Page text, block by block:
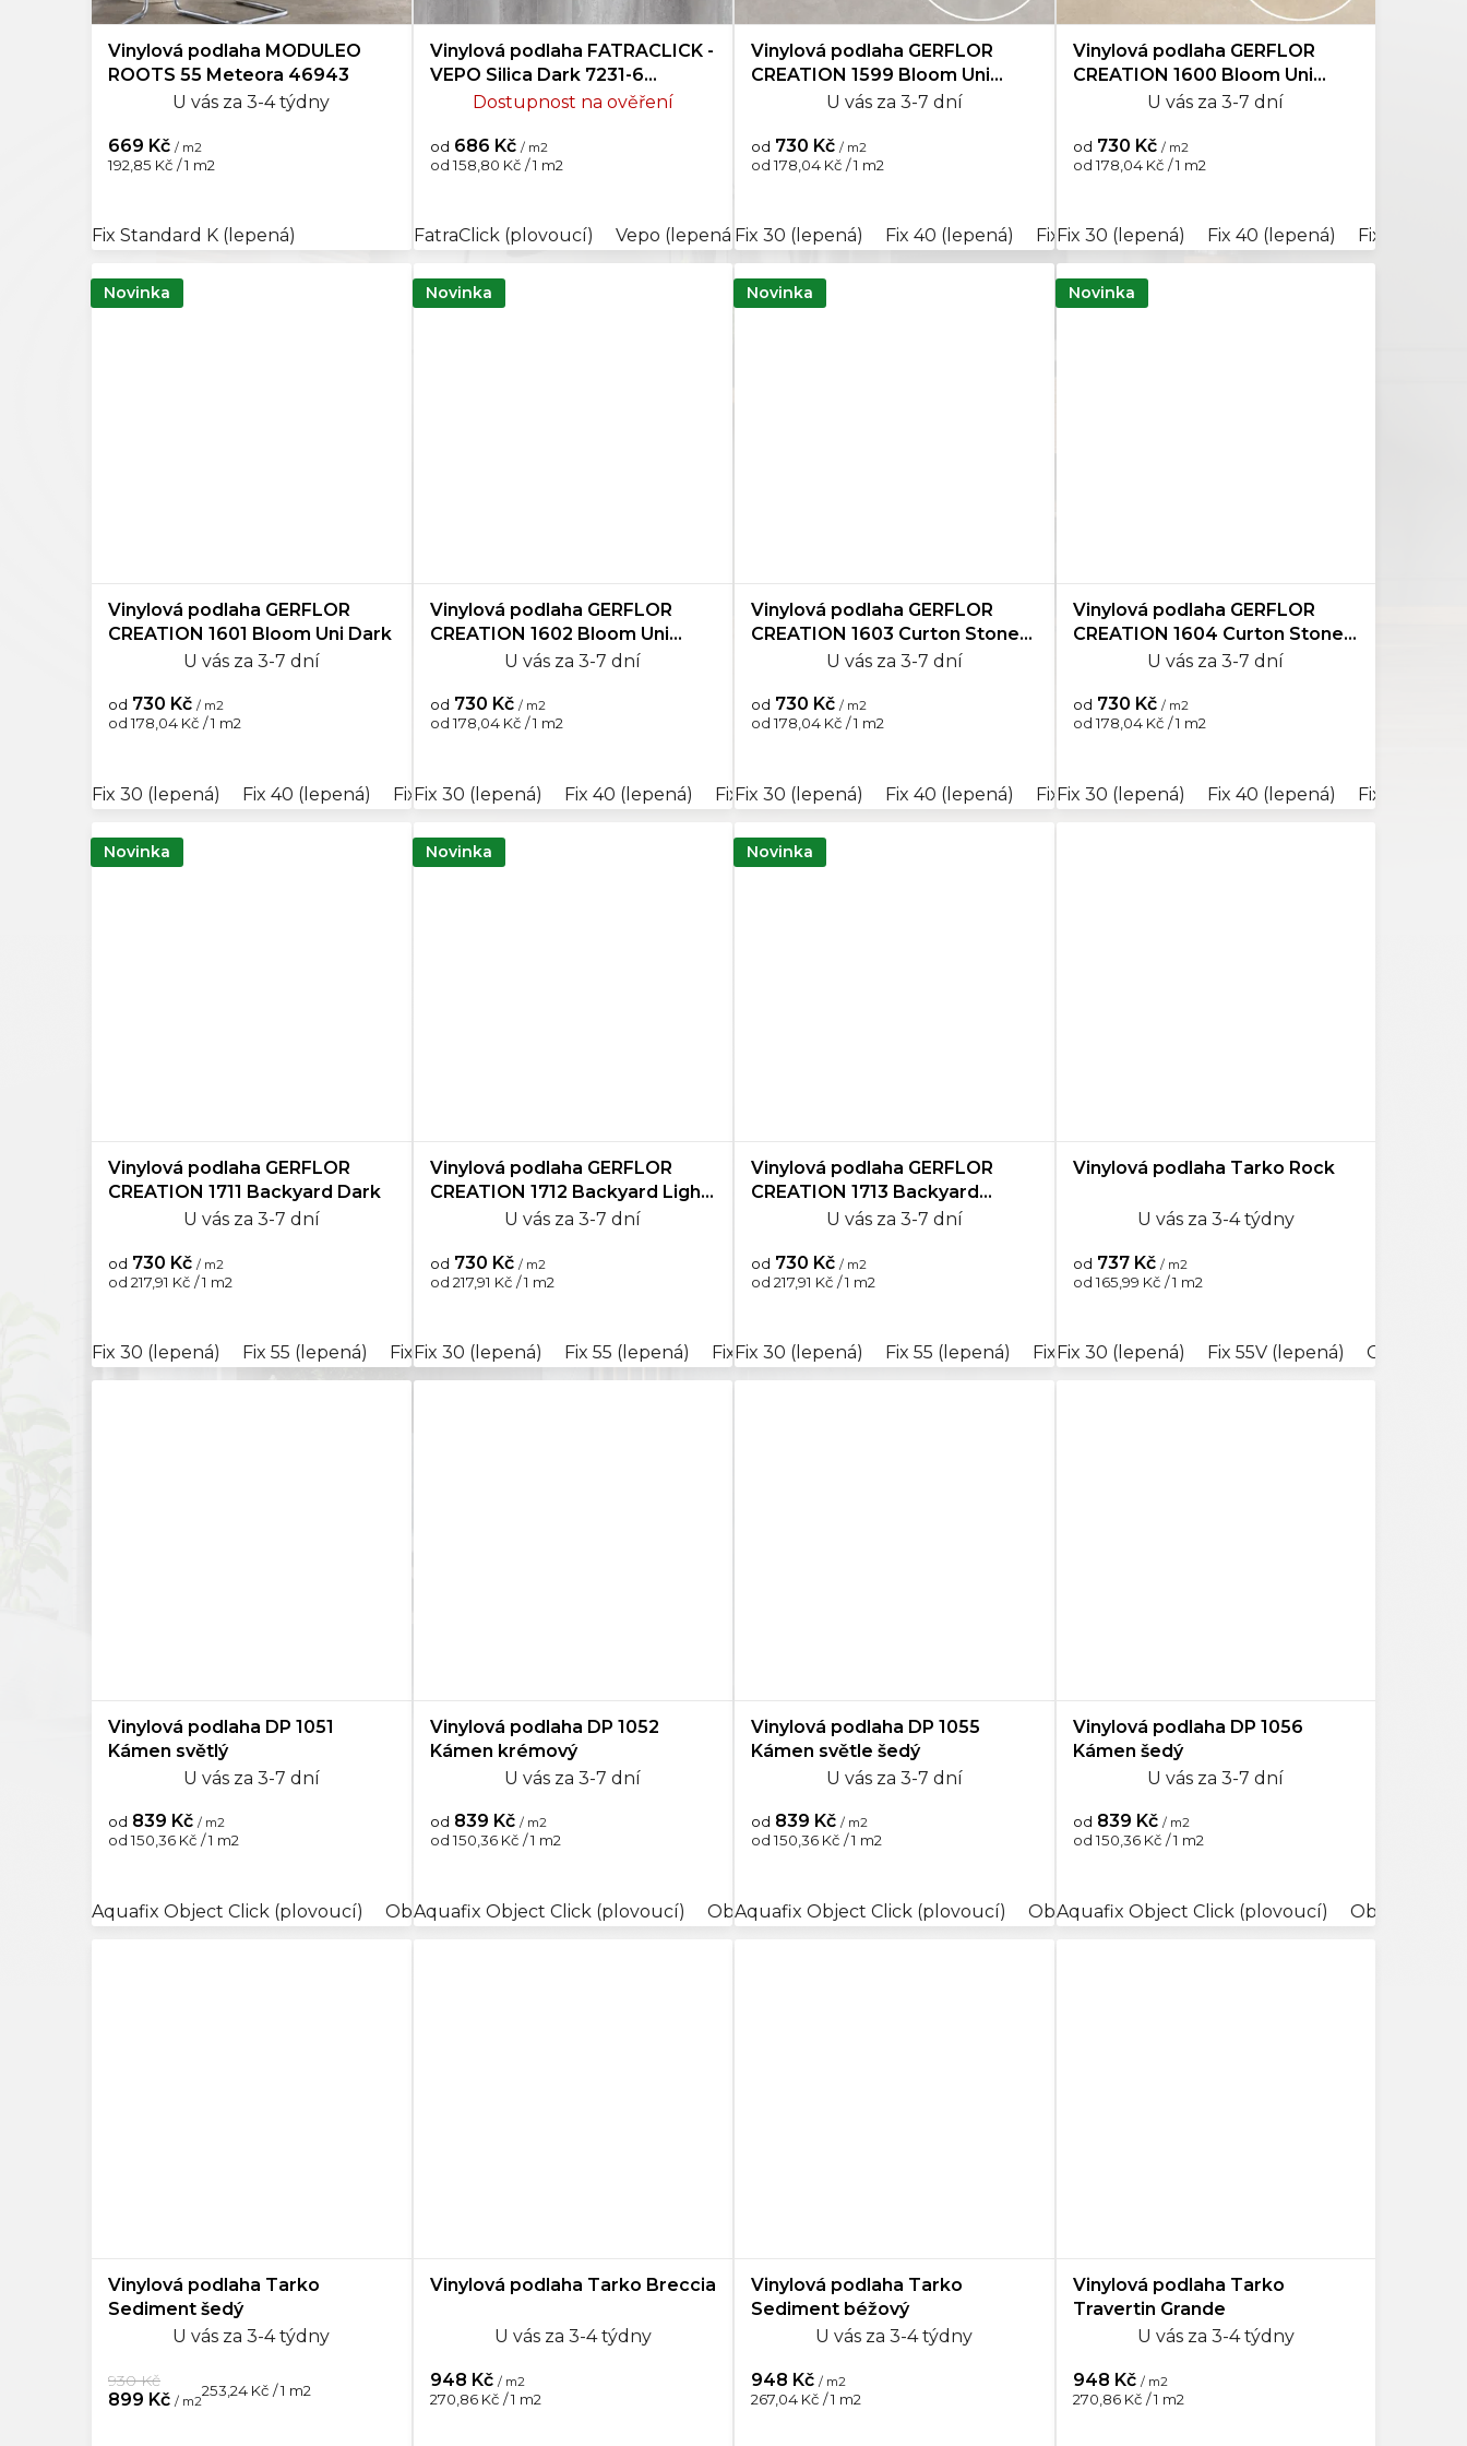
Mocca 0
Šedohnědá 0
Mramor 4
Vinylová podlaha MODULEO
ROOTS 55 Meteora 46943
U vás za 3-4 týdny
669 Kč / m2
Měrná
192,85 Kč / 1 m2
Fix Standard K (lepená)
Vinylová podlaha FATRACLICK -
VEPO Silica Dark 7231-6
DoprodejDostupnost na ověření
od 686 Kč / m2
Měrná
od 158,80 Kč / 1 m2
FatraClick (plovoucí) Vepo (lepená)
Vinylová podlaha GERFLOR
CREATION 1599 Bloom Uni
U vás za 3-7 dní
od 730 Kč / m2
Měrná
od 178,04 Kč / 1 m2
Fix 30 (lepená) Fix 40 (lepená) Fix 55 (lepená) Rigid Clic Acoustic 40 (plovoucí)
Vinylová podlaha GERFLOR
CREATION 1600 Bloom Uni
U vás za 3-7 dní
od 730 Kč / m2
Měrná
od 178,04 Kč / 1 m2
Fix 30 (lepená) Fix 40 (lepená) Fix 55
Novinka
Vinylová podlaha GERFLOR
CREATION 1601 Bloom Uni Dark
U vás za 3-7 dní
od 730 Kč / m2
Měrná
od 178,04 Kč / 1 m2
Fix 30 (lepená) Fix 40 (lepená) Fix 55 (lepená) Rigid Clic Acoustic 40 (plovoucí) Rigid Clic Acoustic 55 (plovoucí) Click 55 (plovoucí)
Novinka
Vinylová podlaha GERFLOR
CREATION 1602 Bloom Uni
U vás za 3-7 dní
od 730 Kč / m2
Měrná
od 178,04 Kč / 1 m2
Fix 30 (lepená) Fix 40 (lepená) Fix 55 (lepená) Rigid Clic Acoustic 40 (plovoucí) Rigid Clic Acoustic 55 (plovoucí)
Novinka
Vinylová podlaha GERFLOR
CREATION 1603 Curton Stone
U vás za 3-7 dní
od 730 Kč / m2
Měrná
od 178,04 Kč / 1 m2
Fix 30 (lepená) Fix 40 (lepená) Fix 55 (lepená) Fix 70 (lepená) Rigid Clic
Novinka
Vinylová podlaha GERFLOR
CREATION 1604 Curton Stone
U vás za 3-7 dní
od 730 Kč / m2
Měrná
od 178,04 Kč / 1 m2
Fix 30 (lepená) Fix 40 (lepená) Fix 55
Novinka
Vinylová podlaha GERFLOR
CREATION 1711 Backyard Dark
U vás za 3-7 dní
od 730 Kč / m2
Měrná
od 217,91 Kč / 1 m2
Fix 30 (lepená) Fix 55 (lepená) Fix 70 (lepená) Rigid Clic Acoustic 40 (plovoucí) Rigid Clic Acoustic 55 (plovoucí) Clic 70 (plovoucí)
Novinka
Vinylová podlaha GERFLOR
CREATION 1712 Backyard Light
U vás za 3-7 dní
od 730 Kč / m2
Měrná
od 217,91 Kč / 1 m2
Fix 30 (lepená) Fix 55 (lepená) Fix 70 (lepená) Rigid Clic Acoustic 40 (plovoucí) Rigid Clic Acoustic 55 (plovoucí)
Novinka
Vinylová podlaha GERFLOR
CREATION 1713 Backyard
U vás za 3-7 dní
od 730 Kč / m2
Měrná
od 217,91 Kč / 1 m2
Fix 30 (lepená) Fix 55 (lepená) Fix 70 (lepená) Rigid Clic Acoustic 40 (plovoucí)
Vinylová podlaha Tarko Rock
U vás za 3-4 týdny
od 737 Kč / m2
Měrná
od 165,99 Kč / 1 m2
Fix 30 (lepená) Fix 55V (lepená) Click 30V
Vinylová podlaha DP 1051
Kámen světlý
U vás za 3-7 dní
od 839 Kč / m2
Měrná
od 150,36 Kč / 1 m2
Aquafix Object Click (plovoucí) Objectline Click (plovoucí) Objectline Lepený Aquaplus Object Click (plovoucí)
Vinylová podlaha DP 1052
Kámen krémový
U vás za 3-7 dní
od 839 Kč / m2
Měrná
od 150,36 Kč / 1 m2
Aquafix Object Click (plovoucí) Objectline Click (plovoucí) Objectline Lepený Aquaplus Object Click (plovoucí)
Vinylová podlaha DP 1055
Kámen světle šedý
U vás za 3-7 dní
od 839 Kč / m2
Měrná
od 150,36 Kč / 1 m2
Aquafix Object Click (plovoucí) Objectline Click (plovoucí) Objectline Lepený
Vinylová podlaha DP 1056
Kámen šedý
U vás za 3-7 dní
od 839 Kč / m2
Měrná
od 150,36 Kč / 1 m2
Aquafix Object Click (plovoucí) Objectline
Vinylová podlaha Tarko
Sediment šedý
U vás za 3-4 týdny
899 Kč / m2
930 Kč
Měrná
cena:
253,24 Kč / 1 m2
Vinylová podlaha Tarko Breccia
U vás za 3-4 týdny
948 Kč / m2
Měrná
270,86 Kč / 1 m2
Vinylová podlaha Tarko
Sediment béžový
U vás za 3-4 týdny
948 Kč / m2
Měrná
267,04 Kč / 1 m2
Vinylová podlaha Tarko
Travertin Grande
U vás za 3-4 týdny
948 Kč / m2
Měrná
270,86 Kč / 1 m2